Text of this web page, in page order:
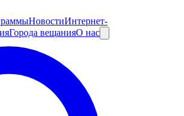
НовостиИнтернет-
Города вещанияО нас